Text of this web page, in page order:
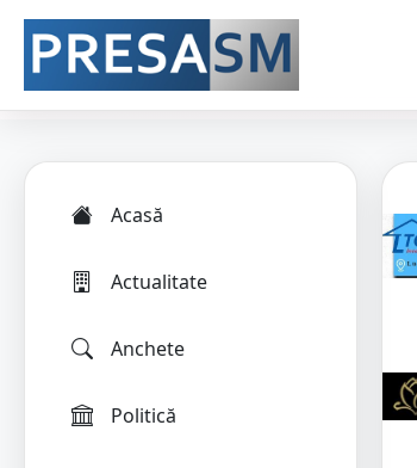
Acasă
Actualitate
Anchete
Politică